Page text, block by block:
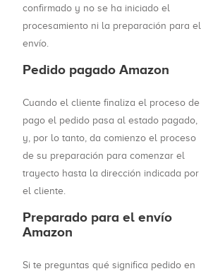
confirmado y no se ha iniciado el
procesamiento ni la preparación para el
envío.
Pedido pagado Amazon
Cuando el cliente finaliza el proceso de
pago el pedido pasa al estado pagado,
y, por lo tanto, da comienzo el proceso
de su preparación para comenzar el
trayecto hasta la dirección indicada por
el cliente.
Preparado para el envío
Amazon
Si te preguntas qué significa pedido en